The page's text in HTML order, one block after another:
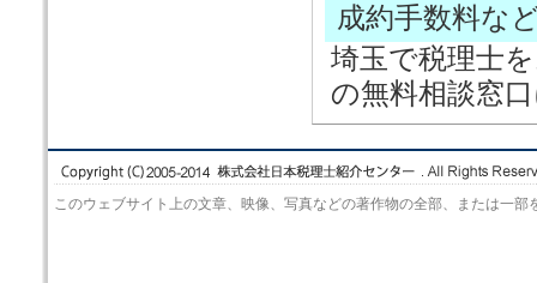
成約手数料な
埼玉で税理士
の無料相談窓
このウェブサイト上の文章、映像、写真などの著作物の全部、または一